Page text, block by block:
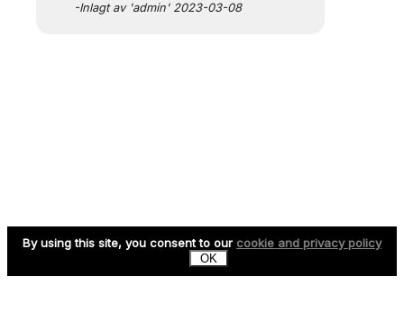
-Inlagt av 'admin' 2023-03-08
By using this site, you consent to our cookie and privacy policy